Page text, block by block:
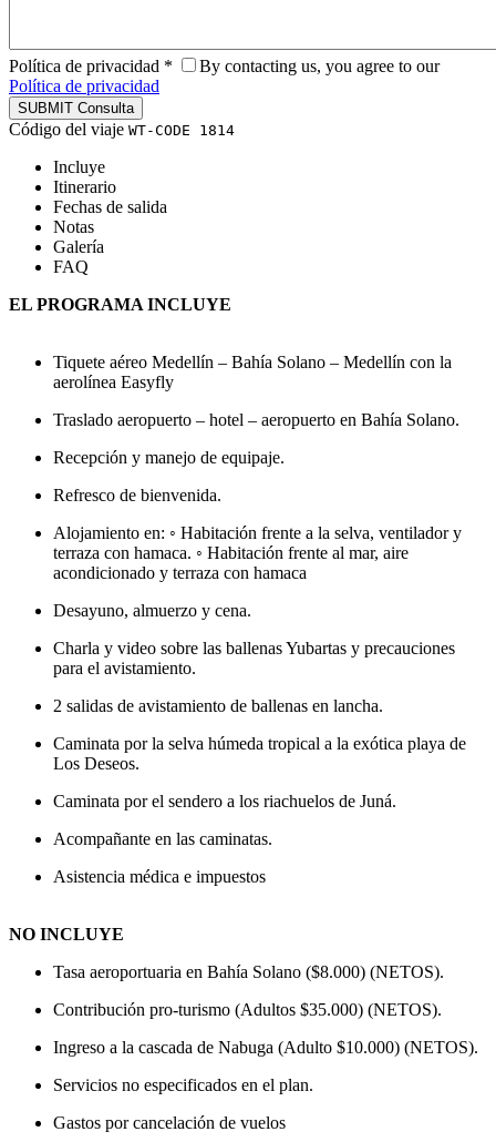
Política de privacidad *
By contacting us, you agree to our
Política de privacidad
Código del viaje WT-CODE 1814
Incluye
Itinerario
Fechas de salida
Notas
Galería
FAQ
EL PROGRAMA INCLUYE
Tiquete aéreo Medellín – Bahía Solano – Medellín con la
aerolínea Easyfly
Traslado aeropuerto – hotel – aeropuerto en Bahía Solano.
Recepción y manejo de equipaje.
Refresco de bienvenida.
Alojamiento en: ◦ Habitación frente a la selva, ventilador y
terraza con hamaca. ◦ Habitación frente al mar, aire
acondicionado y terraza con hamaca
Desayuno, almuerzo y cena.
Charla y video sobre las ballenas Yubartas y precauciones
para el avistamiento.
2 salidas de avistamiento de ballenas en lancha.
Caminata por la selva húmeda tropical a la exótica playa de
Los Deseos.
Caminata por el sendero a los riachuelos de Juná.
Acompañante en las caminatas.
Asistencia médica e impuestos
NO INCLUYE
Tasa aeroportuaria en Bahía Solano ($8.000) (NETOS).
Contribución pro-turismo (Adultos $35.000) (NETOS).
Ingreso a la cascada de Nabuga (Adulto $10.000) (NETOS).
Servicios no especificados en el plan.
Gastos por cancelación de vuelos